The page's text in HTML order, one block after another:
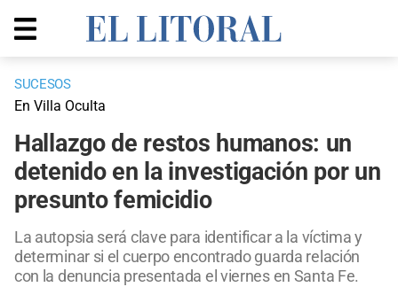
SUCESOS
En Villa Oculta
Hallazgo de restos humanos: un
detenido en la investigación por un
presunto femicidio
La autopsia será clave para identificar a la víctima y
determinar si el cuerpo encontrado guarda relación
con la denuncia presentada el viernes en Santa Fe.